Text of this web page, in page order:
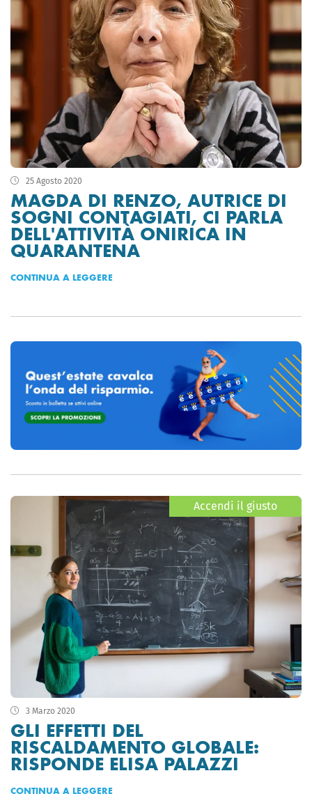
25 Agosto 2020
MAGDA DI RENZO, AUTRICE DI
SOGNI CONTAGIATI, CI PARLA
DELL'ATTIVITÀ ONIRICA IN
QUARANTENA
CONTINUA A LEGGERE
Accendi il giusto
3 Marzo 2020
GLI EFFETTI DEL
RISCALDAMENTO GLOBALE:
RISPONDE ELISA PALAZZI
CONTINUA A LEGGERE